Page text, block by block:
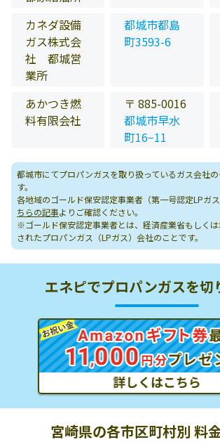
カネダ設備
ガス株式会
社 都城営
業所
都城市都島
町3593-6
あかつき燃
料有限会社
〒 885-0016
都城市早水
町16−11
都城市にてプロパンガスを取り扱っているガス会社
す。
各地域のゴールド保安認定事業者（第一号認定LPガス
ちらの記事よりご確認ください。
※ゴールド保安認定事業者とは、経済産業省もしく
されたプロパンガス（LPガス）会社のことです。
エネピでプロパンガスを切
宮崎県の各市区町村別 料